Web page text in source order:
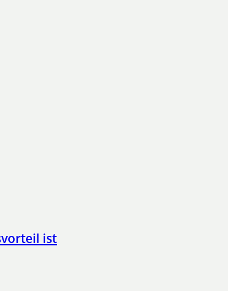
ist